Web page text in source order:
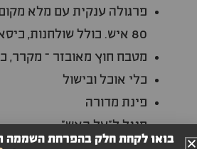
פרגולה ענקית עם מלא
80 איש. כולל שולחנות, כיסאות, פינות זולה.
מטבח חוץ מאובזר – מקרר,
כלי אוכל ובישול
פינת מדורה
מנגל ל"על האש"
בואו לקחת חלק בהפרחת השממה